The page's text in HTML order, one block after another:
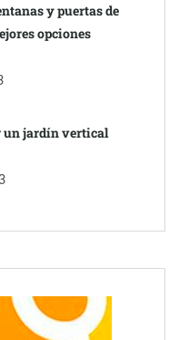
experiencia desde
abierta
y puertas de
opciones
un jardín vertical